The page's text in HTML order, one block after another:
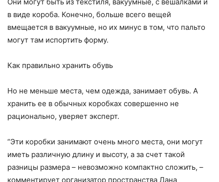
в виде короба. Конечно, больше всего вещей
вмещается в вакуумные, но их минус в том, что пальто
могут там испортить форму.
Как правильно хранить обувь
Но не меньше места, чем одежда, занимает обувь. А
хранить ее в обычных коробках совершенно не
рационально, уверяет эксперт.
“Эти коробки занимают очень много места, они могут
иметь различную длину и высоту, а за счет такой
разницы размера – невозможно компактно сложить, –
комментирует организатор пространства Дана